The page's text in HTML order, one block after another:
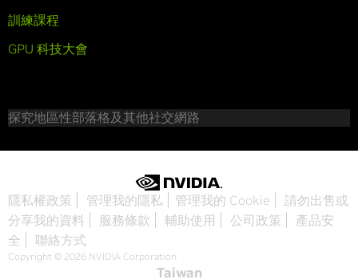
訓練課程
GPU 科技大會
探究地區性部落格及其他社交網路
隱私權政策 管理我的隱私 管理我的 Cookie
請勿出售或
分享我的資料
服務條款 輔助使用 公司政策
產品安
全
聯絡方式
Copyright © 2026 NVIDIA Corporation
Taiwan